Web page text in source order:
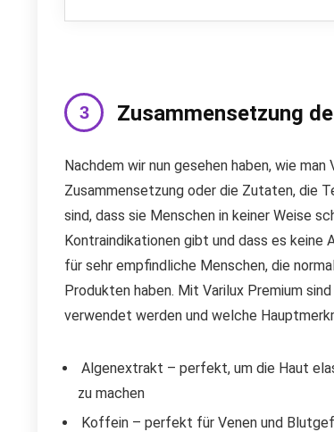
Zusammensetzung
Nachdem wir nun gesehen haben, wie
Zusammensetzung oder die Zutaten, die
sind, dass sie Menschen in keiner Weise
Kontraindikationen gibt und dass es keine
für sehr empfindliche Menschen, die
Produkten haben. Mit Varilux Premium
verwendet werden und welche
Algenextrakt – perfekt, um die Haut
zu machen
Koffein – perfekt für Venen und